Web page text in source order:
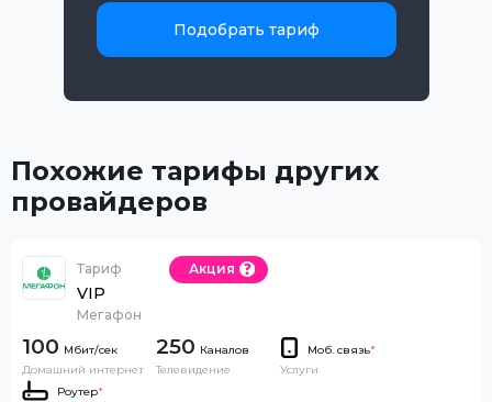
Подобрать тариф
Похожие тарифы других
провайдеров
Тариф
VIP
Мегафон
Акция
100
Домашний интернет
250 Каналов
Телевидение
Моб. связь*
Услуги
Роутер*